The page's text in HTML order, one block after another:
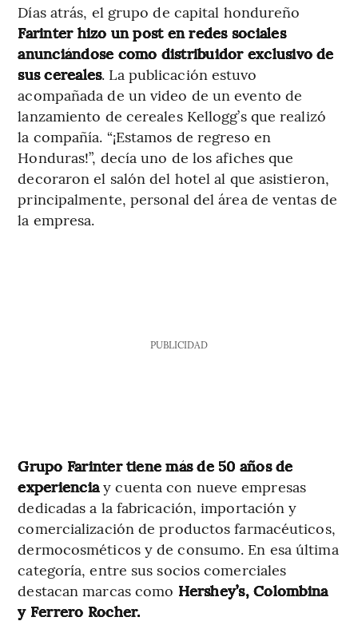
Días atrás, el grupo de capital hondureño
Farinter hizo un post en redes sociales
anunciándose como distribuidor exclusivo de
sus cereales. La publicación estuvo
acompañada de un video de un evento de
lanzamiento de cereales Kellogg’s que realizó
la compañía. “¡Estamos de regreso en
Honduras!”, decía uno de los afiches que
decoraron el salón del hotel al que asistieron,
principalmente, personal del área de ventas de
la empresa.
PUBLICIDAD
Grupo Farinter tiene más de 50 años de
experienciay cuenta con nueve empresas
dedicadas a la fabricación, importación y
comercialización de productos farmacéuticos,
dermocosméticos y de consumo. En esa última
categoría, entre sus socios comerciales
destacan marcas como Hershey’s, Colombina
y Ferrero Rocher.